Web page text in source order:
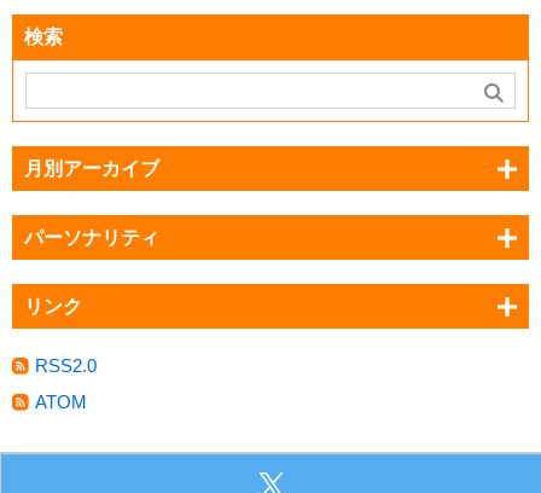
検索
月別アーカイブ
パーソナリティ
リンク
RSS2.0
ATOM